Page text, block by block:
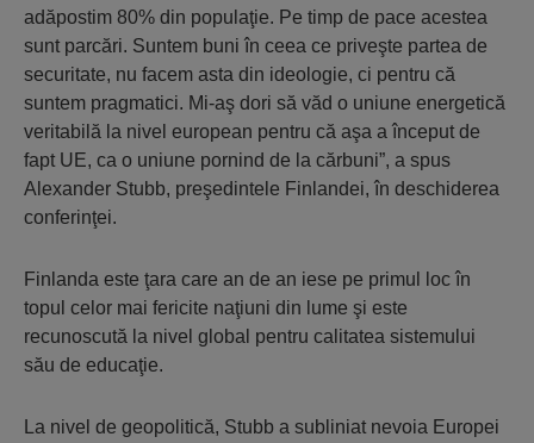
adăpostim 80% din populaţie. Pe timp de pace acestea
sunt parcări. Suntem buni în ceea ce priveşte partea de
securitate, nu facem asta din ideologie, ci pentru că
suntem pragmatici. Mi-aş dori să văd o uniune energetică
veritabilă la nivel european pentru că aşa a început de
fapt UE, ca o uniune pornind de la cărbuni”, a spus
Alexander Stubb, preşedintele Finlandei, în deschiderea
conferinţei.
Finlanda este ţara care an de an iese pe primul loc în
topul celor mai fericite naţiuni din lume şi este
recunoscută la nivel global pentru calitatea sistemului
său de educaţie.
La nivel de geopolitică, Stubb a subliniat nevoia Europei